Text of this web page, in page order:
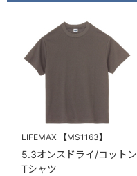
LIFEMAX 【MS1163】
5.3オンスドライ/コットン
Tシャツ